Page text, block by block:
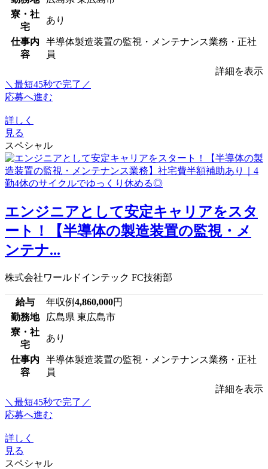
寮・社
宅
あり
仕事内
容
半導体製造装置の監視・メンテナンス業務・正社
員
詳細を表示
＼最短45秒で完了／
応募へ進む
詳しく
見る
スペシャル
エンジニアとして安定キャリアをスタ
ート！【半導体の製造装置の監視・メ
ンテナ...
株式会社ワールドインテック FC技術部
給与 年収例4,860,000円
勤務地
広島県 東広島市
寮・社
宅
あり
仕事内
容
半導体製造装置の監視・メンテナンス業務・正社
員
詳細を表示
＼最短45秒で完了／
応募へ進む
詳しく
見る
スペシャル